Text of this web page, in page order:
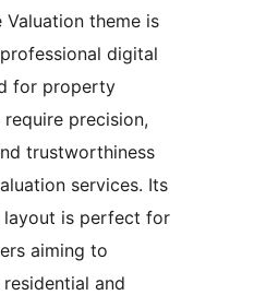
Valuation theme is
digital
for property
precision,
trustworthiness
services. Its
is perfect for
aiming to
and